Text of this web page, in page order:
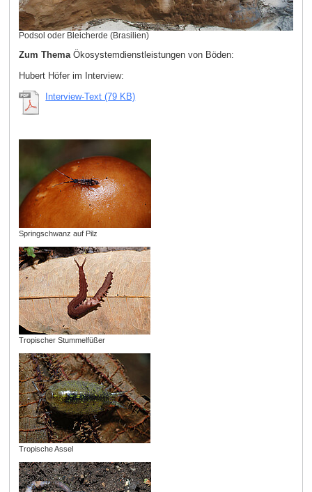
Podsol oder Bleicherde (Brasilien)
Zum ThemaÖkosystemdienstleistungen von Böden:
Hubert Höfer im Interview:
Interview-Text (79 KB)
Springschwanz auf Pilz
Tropischer Stummelfüßer
Tropische Assel